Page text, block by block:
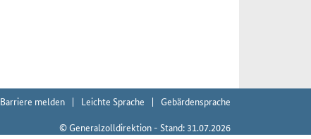
Barriere melden Leichte Sprache
Gebärdensprache
© Generalzolldirektion - Stand: 31.07.2026